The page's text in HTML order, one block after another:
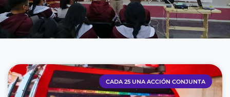
CADA 25 UNA ACCIÓN CONJUNTA